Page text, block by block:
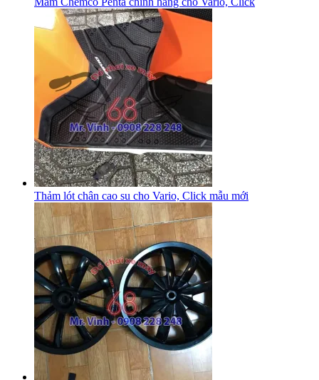
Thảm lót chân cao su cho Vario, Click mẫu mới